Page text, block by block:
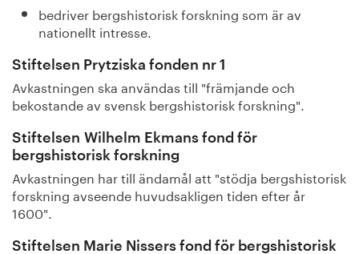
bedriver bergshistorisk forskning som är av
nationellt intresse.
Stiftelsen Prytziska fonden nr 1
Avkastningen ska användas till "främjande och
bekostande av svensk bergshistorisk forskning".
Stiftelsen Wilhelm Ekmans fond för
bergshistorisk forskning
Avkastningen har till ändamål att "stödja bergshistorisk
forskning avseende huvudsakligen tiden efter år
1600".
Stiftelsen Marie Nissers fond för bergshistorisk